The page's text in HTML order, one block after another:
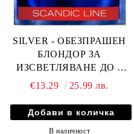
SILVER - ОБЕЗПРАШЕН
БЛОНДОР ЗА
ИЗСВЕТЛЯВАНЕ ДО 7
ТОНА 500гр
€13.29 25.99 лв.
В наличност